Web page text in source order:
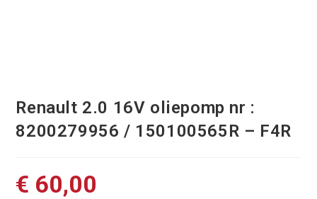
Renault 2.0 16V oliepomp nr :
8200279956 / 150100565R – F4R
€ 60,00